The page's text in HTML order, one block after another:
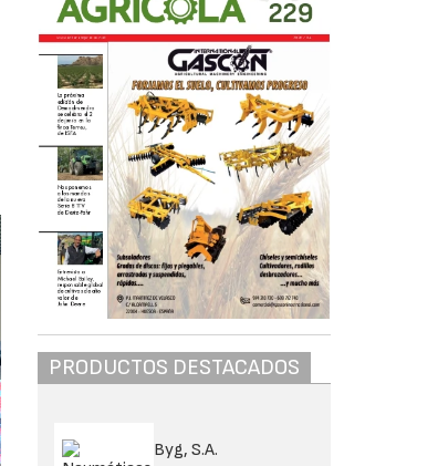
PRODUCTOS DESTACADOS
Byg, S.A.